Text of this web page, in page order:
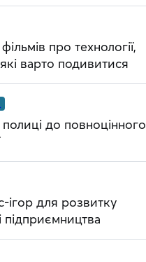
про технології,
варто подивитися
до повноцінного
ігор для розвитку
підприємництва